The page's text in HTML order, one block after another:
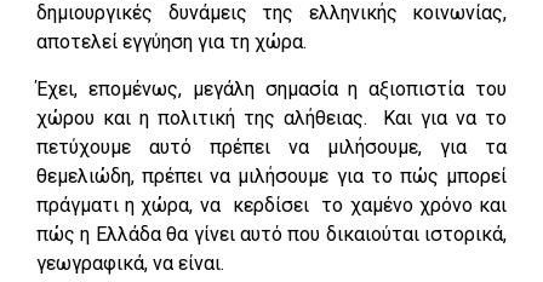
δημιουργικές δυνάμεις της ελληνικής κοινωνίας,
αποτελεί εγγύηση για τη χώρα.
Έχει, επομένως, μεγάλη σημασία η αξιοπιστία του
χώρου και η πολιτική της αλήθειας. Και για να το
πετύχουμε αυτό πρέπει να μιλήσουμε, για τα
θεμελιώδη, πρέπει να μιλήσουμε για το πώς μπορεί
πράγματι η χώρα, να κερδίσει το χαμένο χρόνο και
πώς η Ελλάδα θα γίνει αυτό που δικαιούται ιστορικά,
γεωγραφικά, να είναι.